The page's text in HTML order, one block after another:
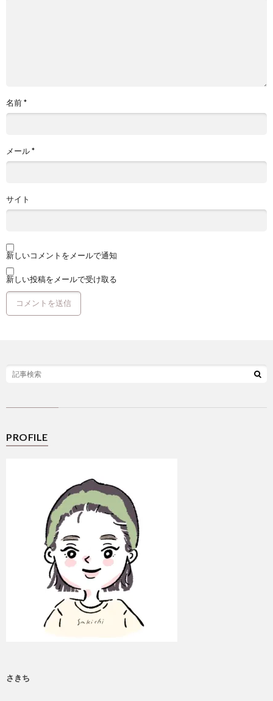
名前*
メール*
サイト
新しいコメントをメールで通知
新しい投稿をメールで受け取る
PROFILE
さきち